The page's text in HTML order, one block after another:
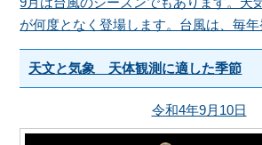
が何度となく登場します。台風は、毎
天文と気象 天体観測に適した季節
令和4年9月10日